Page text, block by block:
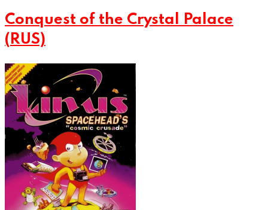
Conquest of the Crystal Palace
(RUS)